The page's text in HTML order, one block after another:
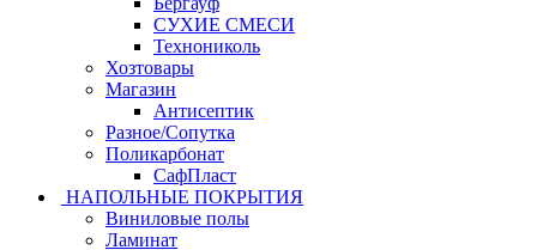
СУХИЕ СМЕСИ
Технониколь
Хозтовары
Магазин
Антисептик
Разное/Сопутка
Поликарбонат
СафПласт
НАПОЛЬНЫЕ ПОКРЫТИЯ
Виниловые полы
Ламинат